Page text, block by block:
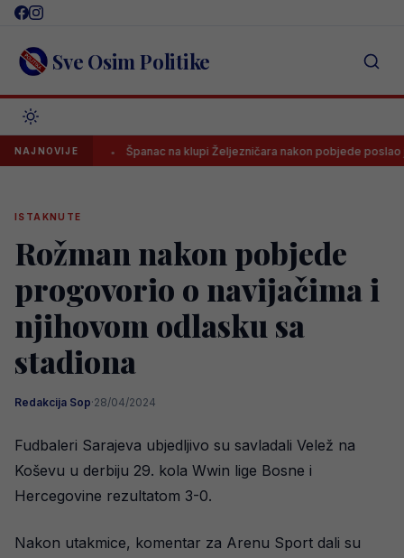
Skip
content Sve Osim Politike
NAJNOVIJE
listi Španac na klupi Željezničara nakon pobjede poslao jasnu
ISTAKNUTE
Rožman nakon pobjede
progovorio o navijačima i
njihovom odlasku sa
stadiona
Redakcija Sop·28/04/2024
Fudbaleri Sarajeva ubjedljivo su savladali Velež na
Koševu u derbiju 29. kola Wwin lige Bosne i
Hercegovine rezultatom 3-0.
Nakon utakmice, komentar za Arenu Sport dali su